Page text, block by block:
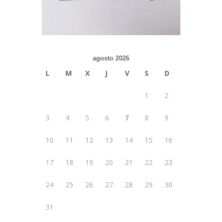
agosto 2026
L M X J V S D
1 2
3 4 5 6 7 8 9
10 11 12 13 14 15 16
17 18 19 20 21 22 23
24 25 26 27 28 29 30
31